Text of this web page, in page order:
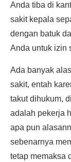
Anda tiba di
sakit kepala
dengan batuk
Anda untuk izin
Ada banyak
sakit, entah
takut dihukum,
adalah pekerja
apa pun
sebenarnya
tetap memaksa